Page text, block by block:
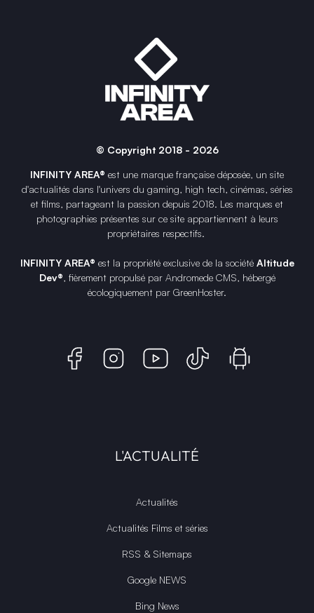
© Copyright 2018 - 2026
INFINITY AREA® est une marque française déposée, un site
d'actualités dans l'univers du gaming, high tech, cinémas, séries
et films, partageant la passion depuis 2018. Les marques et
photographies présentes sur ce site appartiennent à leurs
propriétaires respectifs.
INFINITY AREA® est la propriété exclusive de la société Altitude
Dev®, fièrement propulsé par Andromede CMS, hébergé
écologiquement par GreenHoster.
L'ACTUALITÉ
Actualités
Actualités Films et séries
RSS & Sitemaps
Google NEWS
Bing News